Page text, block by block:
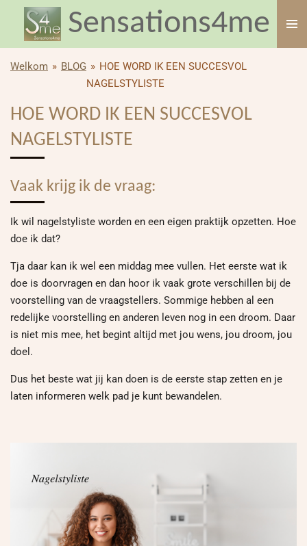
direct
naar
de
Sensations4me
Welkom » BLOG » HOE WORD IK EEN SUCCESVOL
NAGELSTYLISTE
HOE WORD IK EEN SUCCESVOL
NAGELSTYLISTE
Vaak krijg ik de vraag:
Ik wil nagelstyliste worden en een eigen praktijk opzetten. Hoe
doe ik dat?
Tja daar kan ik wel een middag mee vullen. Het eerste wat ik
doe is doorvragen en dan hoor ik vaak grote verschillen bij de
voorstelling van de vraagstellers. Sommige hebben al een
redelijke voorstelling en anderen leven nog in een droom. Daar
is niet mis mee, het begint altijd met jou wens, jou droom, jou
doel.
Dus het beste wat jij kan doen is de eerste stap zetten en je
laten informeren welk pad je kunt bewandelen.